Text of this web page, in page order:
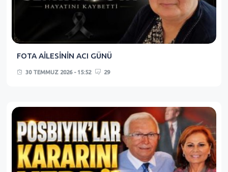
FOTA AİLESİNİN ACI GÜNÜ
30 TEMMUZ 2026 - 15:52 29